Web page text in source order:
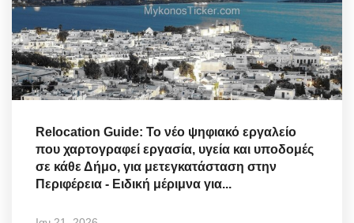
Relocation Guide: Το νέο ψηφιακό εργαλείο
που χαρτογραφεί εργασία, υγεία και υποδομές
σε κάθε Δήμο, για μετεγκατάσταση στην
Περιφέρεια - Ειδική μέριμνα για...